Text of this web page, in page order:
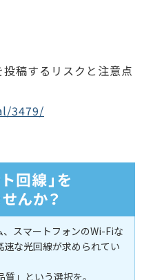
稿するリスクと注意点
3479/
スマートフォンのWi-Fiな
な光回線が求められてい
」という選択を。